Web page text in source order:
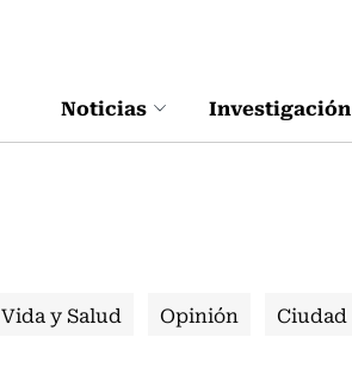
Noticias Investigación
Vida y Salud Opinión Ciudad